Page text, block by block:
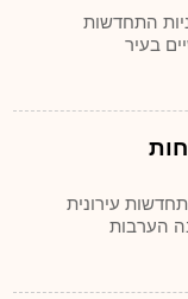
התחדשות
בעיר
עירונית
הערבות